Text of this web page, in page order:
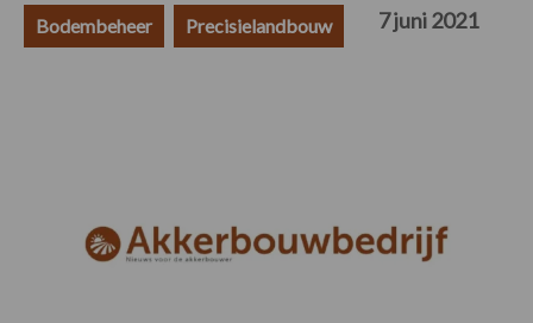
Bodembeheer Precisielandbouw 7 juni 2021